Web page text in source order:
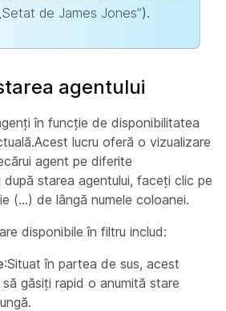
„Setat de James Jones”).
agentului
în funcție de disponibilitatea
lucru oferă o vizualizare
agent pe diferite
starea agentului, faceți clic pe
(…) de lângă numele coloanei.
disponibile în filtru includ:
:Situat în partea de sus, acest
găsiți rapid o anumită stare